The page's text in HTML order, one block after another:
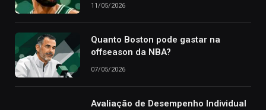
11/05/2026
Quanto Boston pode gastar na
offseason da NBA?
07/05/2026
Avaliação de Desempenho Individual